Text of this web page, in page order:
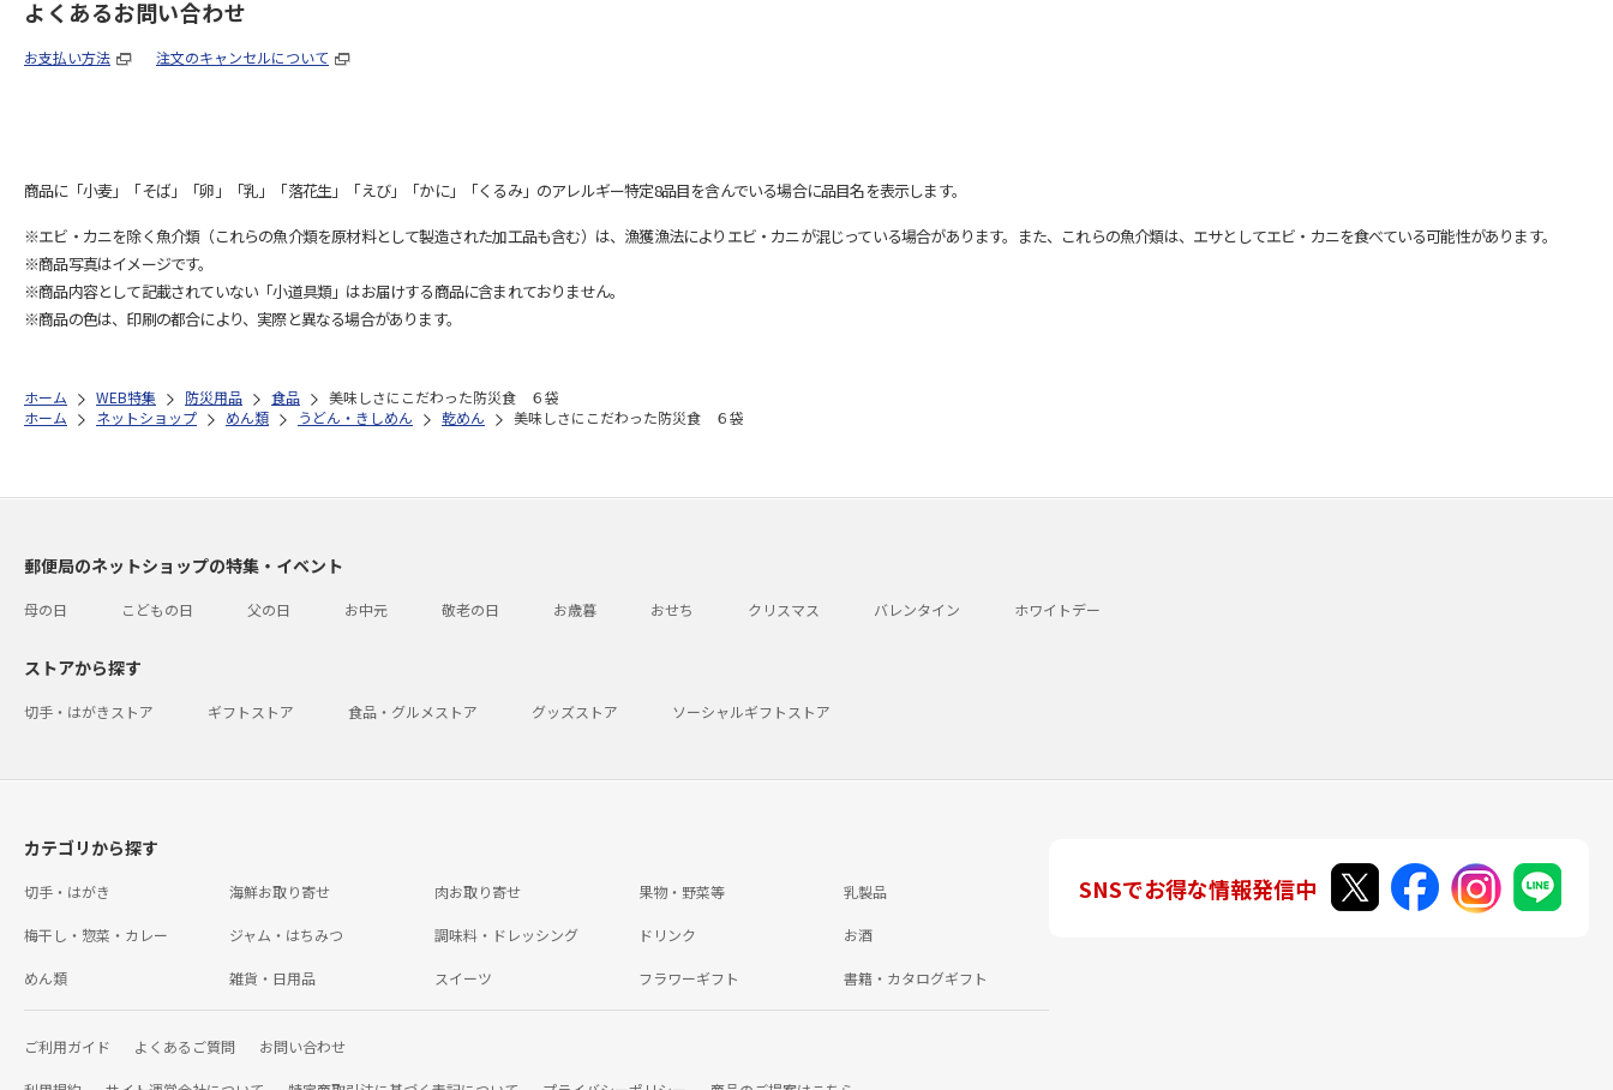
よくあるお問い合わせ
お支払い方法 注文のキャンセルについて
商品に「小麦」「そば」「卵」「乳」「落花生」「えび」「かに」「くるみ」のアレルギー特定8品目を含んでいる場合に品目名を表示します。
※エビ・カニを除く魚介類（これらの魚介類を原材料として製造された加工品も含む）は、漁獲漁法によりエビ・カニが混じっている場合があります。また、これらの魚介類は、エサとしてエビ・カニを食べている可能性があります。
※商品写真はイメージです。
※商品内容として記載されていない「小道具類」はお届けする商品に含まれておりません。
※商品の色は、印刷の都合により、実際と異なる場合があります。
ホーム WEB特集 防災用品 食品
美味しさにこだわった防災食 ６袋
ホーム
ネットショップ めん類 うどん・きしめん 乾めん 美味しさにこだわった防災食 ６袋
郵便局のネットショップの特集・イベント
母の日 こどもの日 父の日 お中元 敬老の日 お歳暮 おせち クリスマス バレンタイン ホワイトデー
ストアから探す
切手・はがきストア ギフトストア 食品・グルメストア グッズストア ソーシャルギフトストア
カテゴリから探す
切手・はがき 海鮮お取り寄せ 肉お取り寄せ 果物・野菜等 乳製品
梅干し・惣菜・カレー ジャム・はちみつ 調味料・ドレッシング ドリンク お酒
めん類 雑貨・日用品 スイーツ フラワーギフト 書籍・カタログギフト
ご利用ガイド よくあるご質問 お問い合わせ
SNSでお得な情報発信中